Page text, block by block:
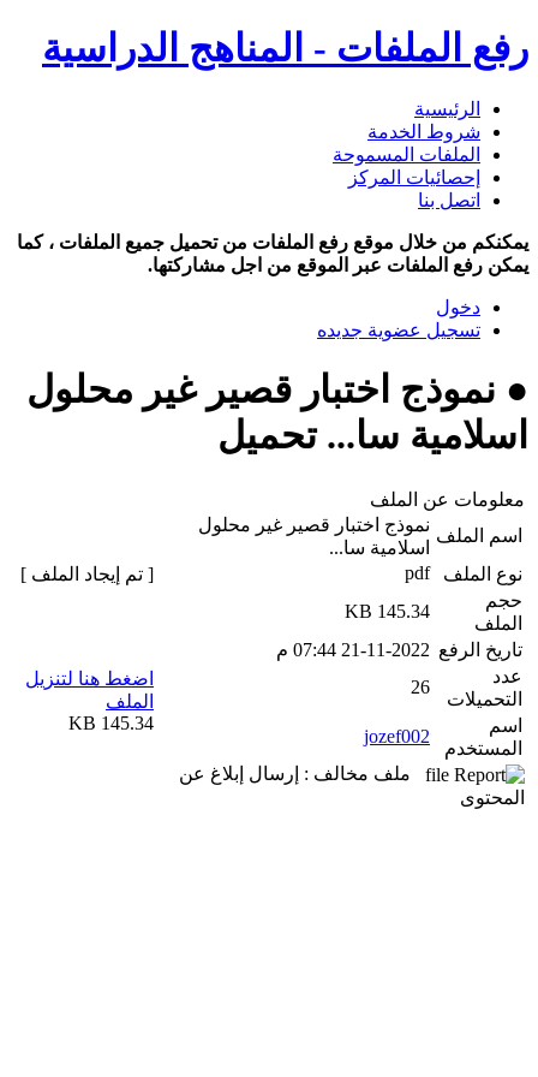
رفع الملفات - المناهج الدراسية
الرئيسية
شروط الخدمة
الملفات المسموحة
إحصائيات المركز
اتصل بنا
يمكنكم من خلال موقع رفع الملفات من تحميل جميع الملفات ، كما
يمكن رفع الملفات عبر الموقع من اجل مشاركتها.
دخول
تسجيل عضوية جديده
● نموذج اختبار قصير غير محلول
اسلامية سا... تحميل
معلومات عن الملف
اسم الملف
نموذج اختبار قصير غير محلول
اسلامية سا...
نوع الملف
pdf
حجم
الملف
145.34 KB
تاريخ الرفع 21-11-2022 07:44 م
عدد
التحميلات
26
اسم
المستخدم
jozef002
ملف مخالف : إرسال إبلاغ عن
المحتوى
[ تم إيجاد الملف ]
اضغط هنا لتنزيل
الملف
145.34 KB